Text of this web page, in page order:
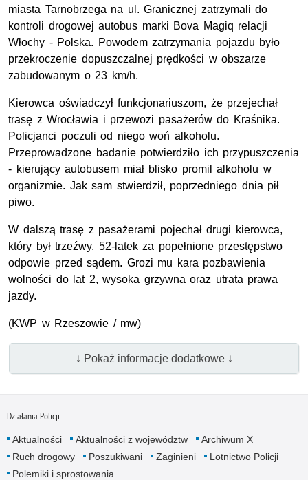
miasta Tarnobrzega na ul. Granicznej zatrzymali do
kontroli drogowej autobus marki Bova Magiq relacji
Włochy - Polska. Powodem zatrzymania pojazdu było
przekroczenie dopuszczalnej prędkości w obszarze
zabudowanym o 23 km/h.
Kierowca oświadczył funkcjonariuszom, że przejechał
trasę z Wrocławia i przewozi pasażerów do Kraśnika.
Policjanci poczuli od niego woń alkoholu.
Przeprowadzone badanie potwierdziło ich przypuszczenia
- kierujący autobusem miał blisko promil alkoholu w
organizmie. Jak sam stwierdził, poprzedniego dnia pił
piwo.
W dalszą trasę z pasażerami pojechał drugi kierowca,
który był trzeźwy. 52-latek za popełnione przestępstwo
odpowie przed sądem. Grozi mu kara pozbawienia
wolności do lat 2, wysoka grzywna oraz utrata prawa
jazdy.
(KWP w Rzeszowie / mw)
↓ Pokaż informacje dodatkowe ↓
Działania Policji
Aktualności Aktualności z województw
Archiwum X
Ruch drogowy
Poszukiwani Zaginieni
Lotnictwo Policji
Polemiki i sprostowania